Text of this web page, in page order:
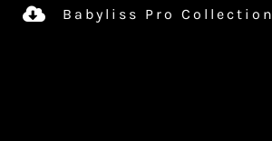
Babyliss Pro Collection